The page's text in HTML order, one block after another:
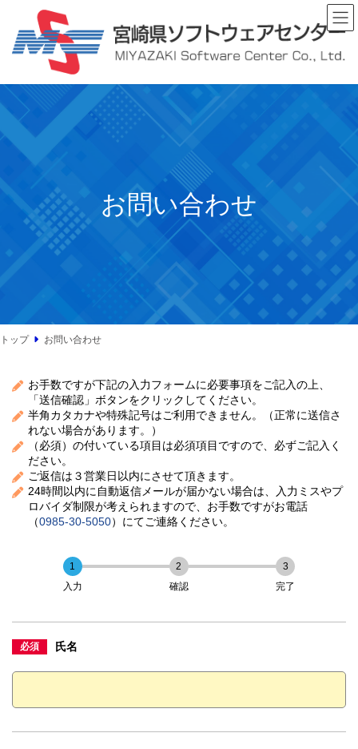
へ
キ
プ
ョ
に
動
お問い合わせ
トップ お問い合わせ
お手数ですが下記の入力フォームに必要事項をご記入の上、
「送信確認」ボタンをクリックしてください。
半角カタカナや特殊記号はご利用できません。（正常に送信さ
れない場合があります。）
（必須）の付いている項目は必須項目ですので、必ずご記入く
ださい。
ご返信は３営業日以内にさせて頂きます。
24時間以内に自動返信メールが届かない場合は、入力ミスやプ
ロバイダ制限が考えられますので、お手数ですがお電話
（0985-30-5050）にてご連絡ください。
1
入力
2
確認
3
完了
必須 氏名